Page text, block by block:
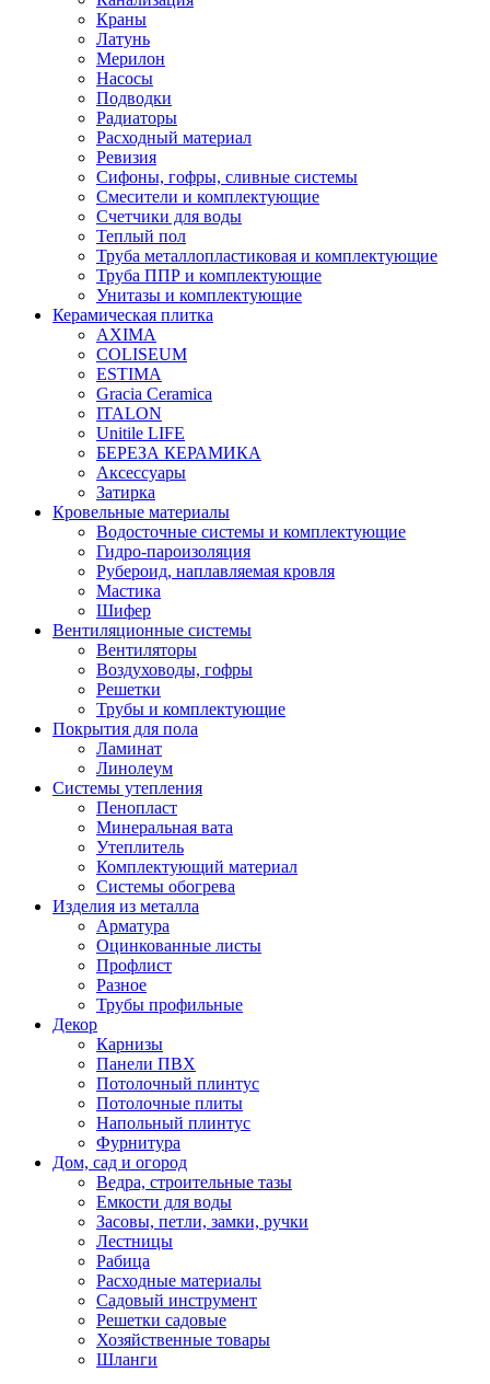
Краны
Латунь
Мерилон
Насосы
Подводки
Радиаторы
Расходный материал
Ревизия
Сифоны, гофры, сливные системы
Смесители и комплектующие
Счетчики для воды
Теплый пол
Труба металлопластиковая и комплектующие
Труба ППР и комплектующие
Унитазы и комплектующие
Керамическая плитка
AXIMA
COLISEUM
ESTIMA
Gracia Ceramica
ITALON
Unitile LIFE
БЕРЕЗА КЕРАМИКА
Аксессуары
Затирка
Кровельные материалы
Водосточные системы и комплектующие
Гидро-пароизоляция
Рубероид, наплавляемая кровля
Мастика
Шифер
Вентиляционные системы
Вентиляторы
Воздуховоды, гофры
Решетки
Трубы и комплектующие
Покрытия для пола
Ламинат
Линолеум
Системы утепления
Пенопласт
Минеральная вата
Утеплитель
Комплектующий материал
Системы обогрева
Изделия из металла
Арматура
Оцинкованные листы
Профлист
Разное
Трубы профильные
Декор
Карнизы
Панели ПВХ
Потолочный плинтус
Потолочные плиты
Напольный плинтус
Фурнитура
Дом, сад и огород
Ведра, строительные тазы
Емкости для воды
Засовы, петли, замки, ручки
Лестницы
Рабица
Расходные материалы
Садовый инструмент
Решетки садовые
Хозяйственные товары
Шланги